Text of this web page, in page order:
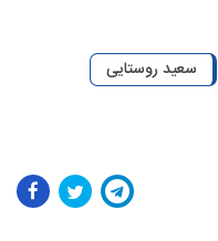
سعید روستایی